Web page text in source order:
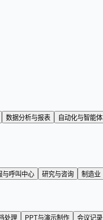
数据分析与报表 自动化与智能体
与呼叫中心 研究与咨询 制造业
处理 PPT与演示制作 会议记录